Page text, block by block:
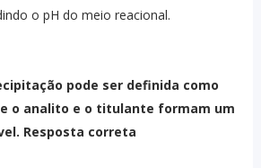
o pH do meio reacional.
pode ser definida como
o analito e o titulante formam um
Resposta correta